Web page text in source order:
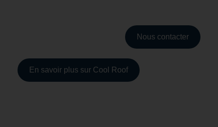
Nous contacter
En savoir plus sur Cool Roof